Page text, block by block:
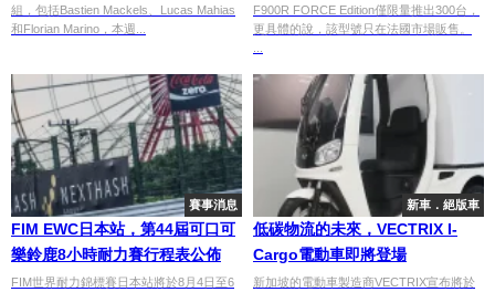
組，包括Bastien Mackels、Lucas Mahias
和Florian Marino，本週...
F900R FORCE Edition僅限量推出300台，
更具體的說，該型號只在法國市場販售。
賽事消息
FIM EWC日本站，第44屆可口可
樂鈴鹿8小時耐力賽行程表公佈
FIM世界耐力錦標賽日本站將於8月4日至6
新車．絕版車
低碳物流的未來，VECTRIX I-
Cargo電動車即將登場
新加坡的電動車製造商VECTRIX宣布將於